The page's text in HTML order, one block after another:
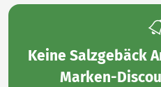
Keine Salzgebäck
Marken-